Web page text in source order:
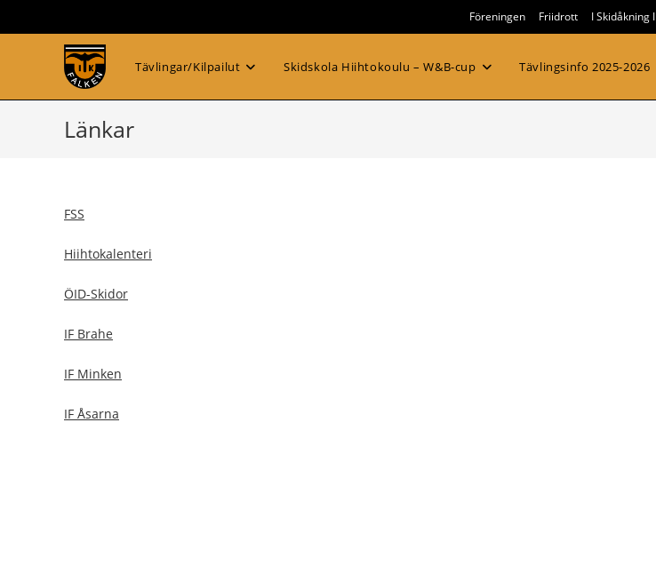
till
Föreningen Friidrott I Skidåkning I
Tävlingar/Kilpailut Skidskola Hiihtokoulu – W&B-cup Tävlingsinfo 2025-2026
Länkar
FSS
Hiihtokalenteri
ÖID-Skidor
IF Brahe
IF Minken
IF Åsarna